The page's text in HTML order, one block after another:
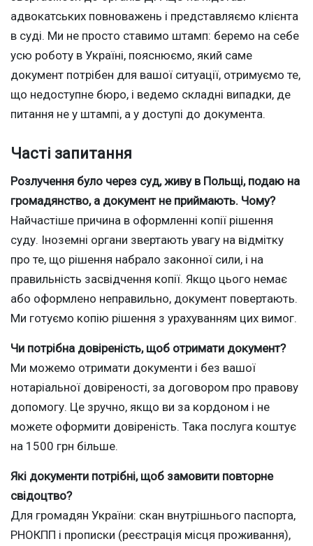
адвокатських повноважень і представляємо клієнта
в суді. Ми не просто ставимо штамп: беремо на себе
усю роботу в Україні, пояснюємо, який саме
документ потрібен для вашої ситуації, отримуємо те,
що недоступне бюро, і ведемо складні випадки, де
питання не у штампі, а у доступі до документа.
Часті запитання
Розлучення було через суд, живу в Польщі, подаю на
громадянство, а документ не приймають. Чому?
Найчастіше причина в оформленні копії рішення
суду. Іноземні органи звертають увагу на відмітку
про те, що рішення набрало законної сили, і на
правильність засвідчення копії. Якщо цього немає
або оформлено неправильно, документ повертають.
Ми готуємо копію рішення з урахуванням цих вимог.
Чи потрібна довіреність, щоб отримати документ?
Ми можемо отримати документи і без вашої
нотаріальної довіреності, за договором про правову
допомогу. Це зручно, якщо ви за кордоном і не
можете оформити довіреність. Така послуга коштує
на 1500 грн більше.
Які документи потрібні, щоб замовити повторне
свідоцтво?
Для громадян України: скан внутрішнього паспорта,
РНОКПП і прописки (реєстрація місця проживання),